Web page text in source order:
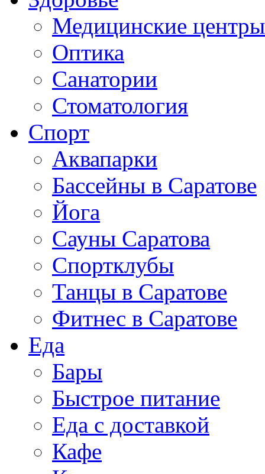
Медицинские центры
Оптика
Санатории
Стоматология
Спорт
Аквапарки
Бассейны в Саратове
Йога
Сауны Саратова
Спортклубы
Танцы в Саратове
Фитнес в Саратове
Еда
Бары
Быстрое питание
Еда с доставкой
Кафе